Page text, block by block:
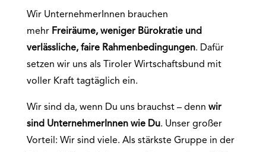
Wir UnternehmerInnen brauchen
mehr Freiräume, weniger Bürokratie und
verlässliche, faire Rahmenbedingungen. Dafür
setzen wir uns als Tiroler Wirtschaftsbund mit
voller Kraft tagtäglich ein.
Wir sind da, wenn Du uns brauchst – denn wir
sind UnternehmerInnen wie Du. Unser großer
Vorteil: Wir sind viele. Als stärkste Gruppe in der